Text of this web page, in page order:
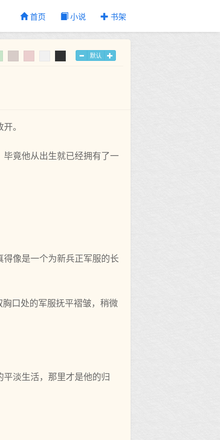
首页 小说 书架
默认
。
竟他从出生就已经拥有了一
像是一个为新兵正军服的长
口处的军服抚平褶皱，稍微
淡生活，那里才是他的归